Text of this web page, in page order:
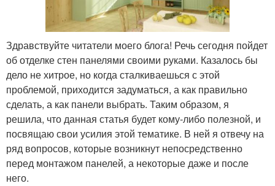
Здравствуйте читатели моего блога! Речь сегодня пойдет
об отделке стен панелями своими руками. Казалось бы
дело не хитрое, но когда сталкиваешься с этой
проблемой, приходится задуматься, а как правильно
сделать, а как панели выбрать. Таким образом, я
решила, что данная статья будет кому-либо полезной, и
посвящаю свои усилия этой тематике. В ней я отвечу на
ряд вопросов, которые возникнут непосредственно
перед монтажом панелей, а некоторые даже и после
него.